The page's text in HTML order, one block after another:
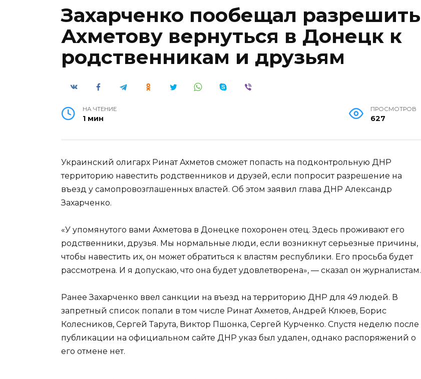
Захарченко пообещал разрешить
Ахметову вернуться в Донецк к
родственникам и друзьям
НА ЧТЕНИЕ
1 мин
ПРОСМОТРОВ
627
Украинский олигарх Ринат Ахметов сможет попасть на подконтрольную ДНР
территорию навестить родственников и друзей, если попросит разрешение на
въезд у самопровозглашенных властей. Об этом заявил глава ДНР Александр
Захарченко.
«У упомянутого вами Ахметова в Донецке похоронен отец. Здесь проживают его
родственники, друзья. Мы нормальные люди, если возникнут серьезные причины,
чтобы навестить их, он может обратиться к властям республики. Его просьба будет
рассмотрена. И я допускаю, что она будет удовлетворена», — сказал он журналистам.
Ранее Захарченко ввел санкции на въезд на территорию ДНР для 49 людей. В
запретный список попали в том числе Ринат Ахметов, Андрей Клюев, Борис
Колесников, Сергей Тарута, Виктор Пшонка, Сергей Курченко. Спустя неделю после
публикации на официальном сайте ДНР указ был удален, однако распоряжений о
его отмене нет.